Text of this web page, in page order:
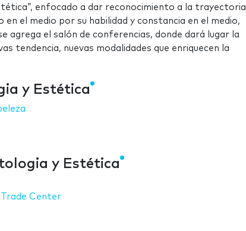
enfocado a dar reconocimiento a la trayectoria
el medio por su habilidad y constancia en el medio,
agrega el salón de conferencias, donde dará lugar la
tendencia, nuevas modalidades que enriquecen la
y Estética
y Estética
Center